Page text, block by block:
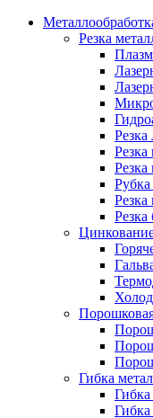
Резка
Резка
Рубка
Резка
Резка
Гибка
Гибка
Гибка